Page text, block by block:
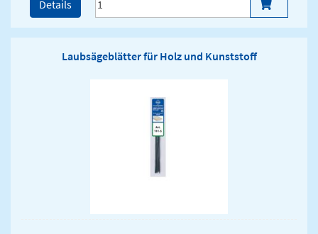
Details
Laubsägeblätter für Holz und Kunststoff